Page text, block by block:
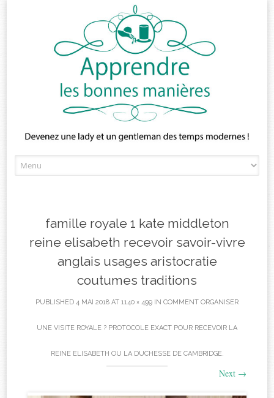
to
famille royale 1 kate middleton
reine elisabeth recevoir savoir-vivre
anglais usages aristocratie
coutumes traditions
PUBLISHED 4 MAI 2018 AT 1140 × 499 IN COMMENT ORGANISER
UNE VISITE ROYALE ? PROTOCOLE EXACT POUR RECEVOIR LA
REINE ELISABETH OU LA DUCHESSE DE CAMBRIDGE.
Next →